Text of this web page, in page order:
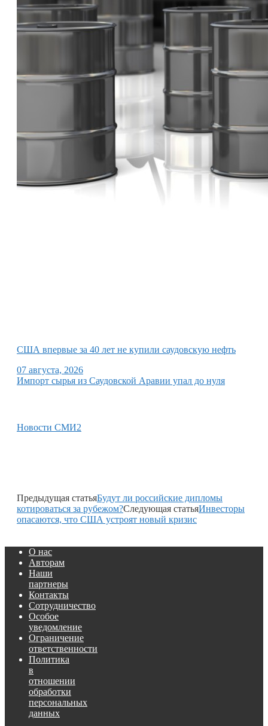
США впервые за 40 лет не купили саудовскую нефть
07 августа, 2026
Импорт сырья из Саудовской Аравии упал до нуля
Новости СМИ2
Предыдущая статьяБудут ли российские дипломы
котироваться за рубежом?Следующая статьяИнвесторы
опасаются, что США устроят новый кризис
О нас
Авторам
Наши
партнеры
Контакты
Сотрудничество
Особое
уведомление
Ограничение
ответственности
Политика
в
отношении
обработки
персональных
данных